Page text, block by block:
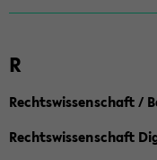
R
Rechtswissenschaft /
Rechtswissenschaft